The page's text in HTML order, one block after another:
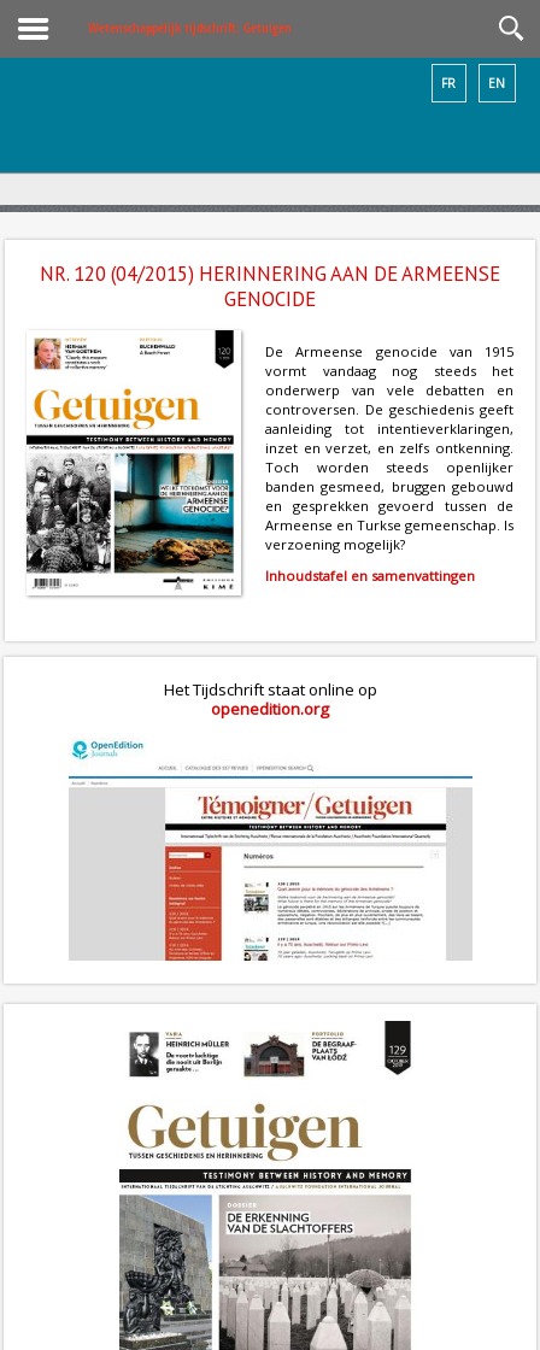
Wetenschappelijk tijdschrift: Getuigen
EN
FR
NR. 120 (04/2015) HERINNERING AAN DE ARMEENSE
GENOCIDE
De Armeense genocide van 1915
vormt vandaag nog steeds het
onderwerp van vele debatten en
controversen. De geschiedenis geeft
aanleiding tot intentieverklaringen,
inzet en verzet, en zelfs ontkenning.
Toch worden steeds openlijker
banden gesmeed, bruggen gebouwd
en gesprekken gevoerd tussen de
Armeense en Turkse gemeenschap. Is
verzoening mogelijk?
Inhoudstafel en samenvattingen
Het Tijdschrift staat online op
openedition.org